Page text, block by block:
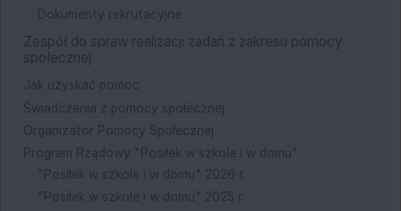
Dokumenty rekrutacyjne
Zespół do spraw realizacji zadań z zakresu pomocy
społecznej
Jak uzyskać pomoc
Świadczenia z pomocy społecznej
Organizator Pomocy Społecznej
Program Rządowy "Posiłek w szkole i w domu"
"Posiłek w szkole i w domu" 2026 r.
"Posiłek w szkole i w domu" 2025 r.